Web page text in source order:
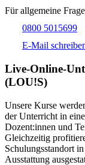
Für allgemeine
0800 5015699
E-Mail
Live-​Online-
(LOU!S)
Unsere Kurse
der Unterricht in
Dozent:innen und
Gleichzeitig
Schulungsstandort
Ausstattung